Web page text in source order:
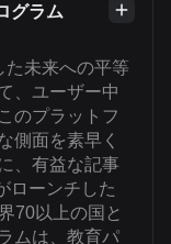
グラム
た未来への平等
、ユーザー中
のプラットフ
側面を素早く
、有益な記事
ローンチした
70以上の国と
ムは、教育パ